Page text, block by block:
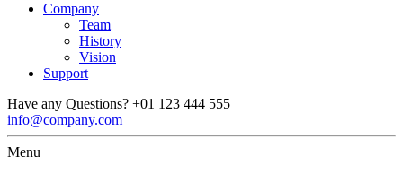
Company
Team
History
Vision
Support
Have any Questions? +01 123 444 555
info@company.com
Menu